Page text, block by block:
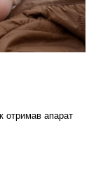
Ukrainian
Hedge Risks During